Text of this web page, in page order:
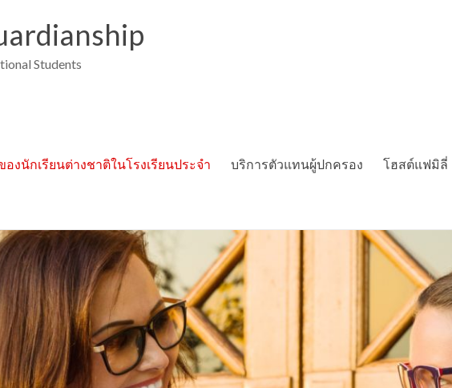
Students
นักเรียนต่างชาติในโรงเรียนประจำ บริการตัวแทนผู้ปกครอง โฮสต์แฟมิลี่